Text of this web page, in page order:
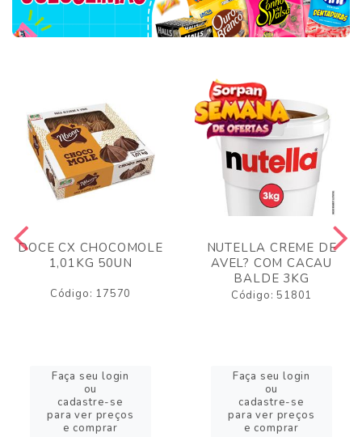
DOCE CX CHOCOMOLE
1,01KG 50UN
Código: 17570
Faça seu login
ou
cadastre-se
para ver preços
e comprar
NUTELLA CREME DE
AVEL? COM CACAU
BALDE 3KG
Código: 51801
Faça seu login
ou
cadastre-se
para ver preços
e comprar